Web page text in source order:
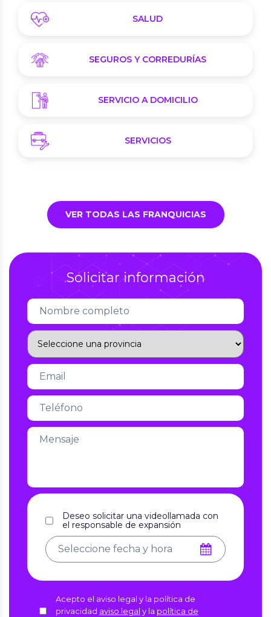
SALUD
SEGUROS Y CORREDURÍAS
SERVICIO A DOMICILIO
SERVICIOS
VER TODAS LAS FRANQUICIAS
Solicitar información
Deseo solicitar una videollamada con
el responsable de expansión
Acepto el aviso legal y la política de
privacidad aviso legal y la política de